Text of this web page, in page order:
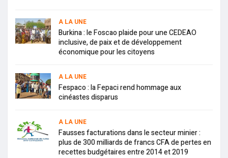
A LA UNE
Burkina : le Foscao plaide pour une CEDEAO
inclusive, de paix et de développement
économique pour les citoyens
A LA UNE
Fespaco : la Fepaci rend hommage aux
cinéastes disparus
A LA UNE
Fausses facturations dans le secteur minier :
plus de 300 milliards de francs CFA de pertes en
recettes budgétaires entre 2014 et 2019